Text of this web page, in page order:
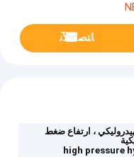
ﺎﺘﺼﻟ ﺍﻶﻧ
، ارتفاع ضغط
high pressure